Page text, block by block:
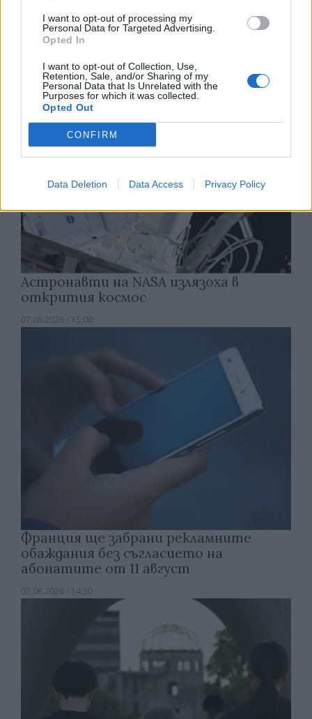
I want to opt-out of processing my
Personal Data for Targeted Advertising.
Opted In
I want to opt-out of Collection, Use,
Retention, Sale, and/or Sharing of my
Personal Data that Is Unrelated with the
Purposes for which it was collected.
Opted Out
CONFIRM
Data Deletion Data Access Privacy Policy
Изкуствен интелект за първи път
създаде нови жизнеспособни вируси
07.08.2026 / 15:30
Астронавти на NASA излязоха в
открития космос
07.08.2026 / 15:00
Франция ще забрани рекламните
обаждания без съгласието на
абонатите от 11 август
07.08.2026 / 14:30